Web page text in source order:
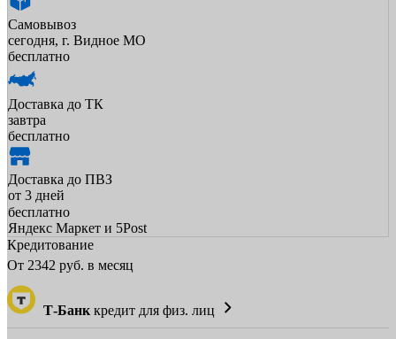
Самовывоз
сегодня, г. Видное МО
бесплатно
Доставка до ТК
завтра
бесплатно
Доставка до ПВЗ
от 3 дней
бесплатно
Яндекс Маркет и 5Post
Кредитование
От 2342 руб. в месяц
Т-Банк кредит для физ. лиц